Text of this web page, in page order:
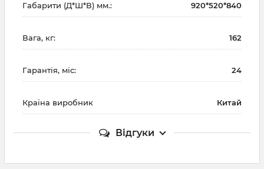
Габарити (Д*Ш*В) мм.: 920*520*840
Вага, кг: 162
Гарантія, міс: 24
Країна виробник Китай
Відгуки